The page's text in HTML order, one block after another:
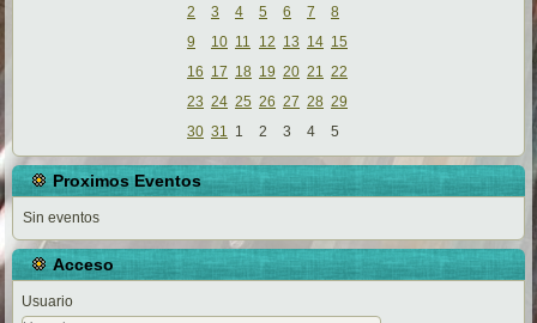
2
3 4 5 6 7
8
9
10 11 12 13 14 15
16 17 18 19 20 21 22
23 24 25 26 27 28 29
30 31 1 2 3 4 5
Proximos Eventos
Sin eventos
Acceso
Usuario